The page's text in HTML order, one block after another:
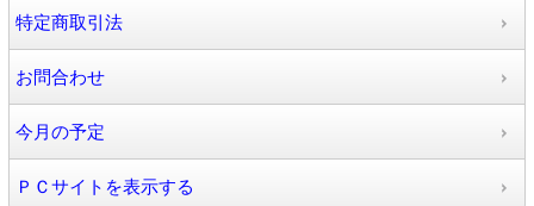
特定商取引法
お問合わせ
今月の予定
ＰＣサイトを表示する